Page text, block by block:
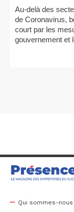
Au-delà des
de Coronavirus,
court par les
gouvernement et
Qui sommes-nous